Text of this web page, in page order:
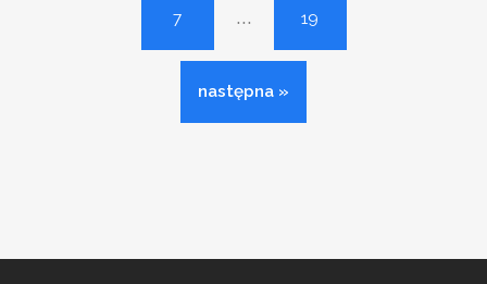
7 ... 19
następna »